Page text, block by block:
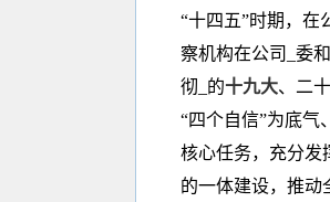
“十四五”时期，在
察机构在公司_委
彻_的十九大、二
“四个自信”为底气
核心任务，充分发
的一体建设，推动